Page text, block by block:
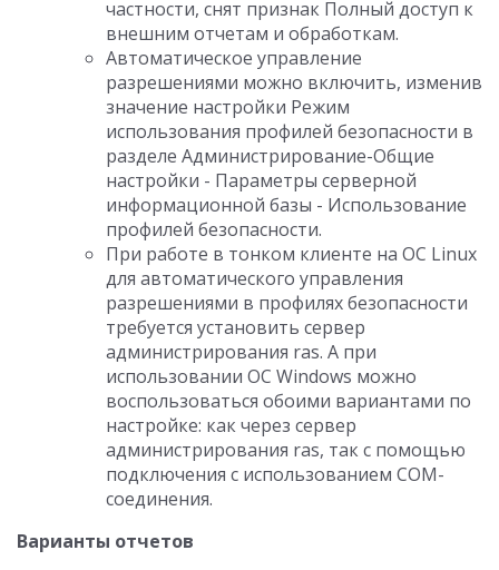
частности, снят признак Полный доступ к
внешним отчетам и обработкам.
Автоматическое управление
разрешениями можно включить, изменив
значение настройки Режим
использования профилей безопасности в
разделе Администрирование-Общие
настройки - Параметры серверной
информационной базы - Использование
профилей безопасности.
При работе в тонком клиенте на ОС Linux
для автоматического управления
разрешениями в профилях безопасности
требуется установить сервер
администрирования ras. А при
использовании ОС Windows можно
воспользоваться обоими вариантами по
настройке: как через сервер
администрирования ras, так с помощью
подключения с использованием COM-
соединения.
Варианты отчетов